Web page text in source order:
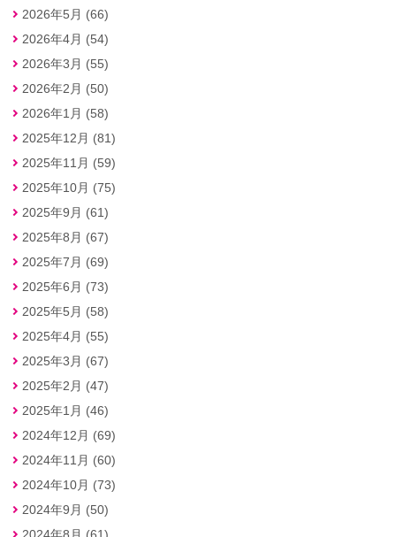
2026年5月 (66)
2026年4月 (54)
2026年3月 (55)
2026年2月 (50)
2026年1月 (58)
2025年12月 (81)
2025年11月 (59)
2025年10月 (75)
2025年9月 (61)
2025年8月 (67)
2025年7月 (69)
2025年6月 (73)
2025年5月 (58)
2025年4月 (55)
2025年3月 (67)
2025年2月 (47)
2025年1月 (46)
2024年12月 (69)
2024年11月 (60)
2024年10月 (73)
2024年9月 (50)
2024年8月 (61)